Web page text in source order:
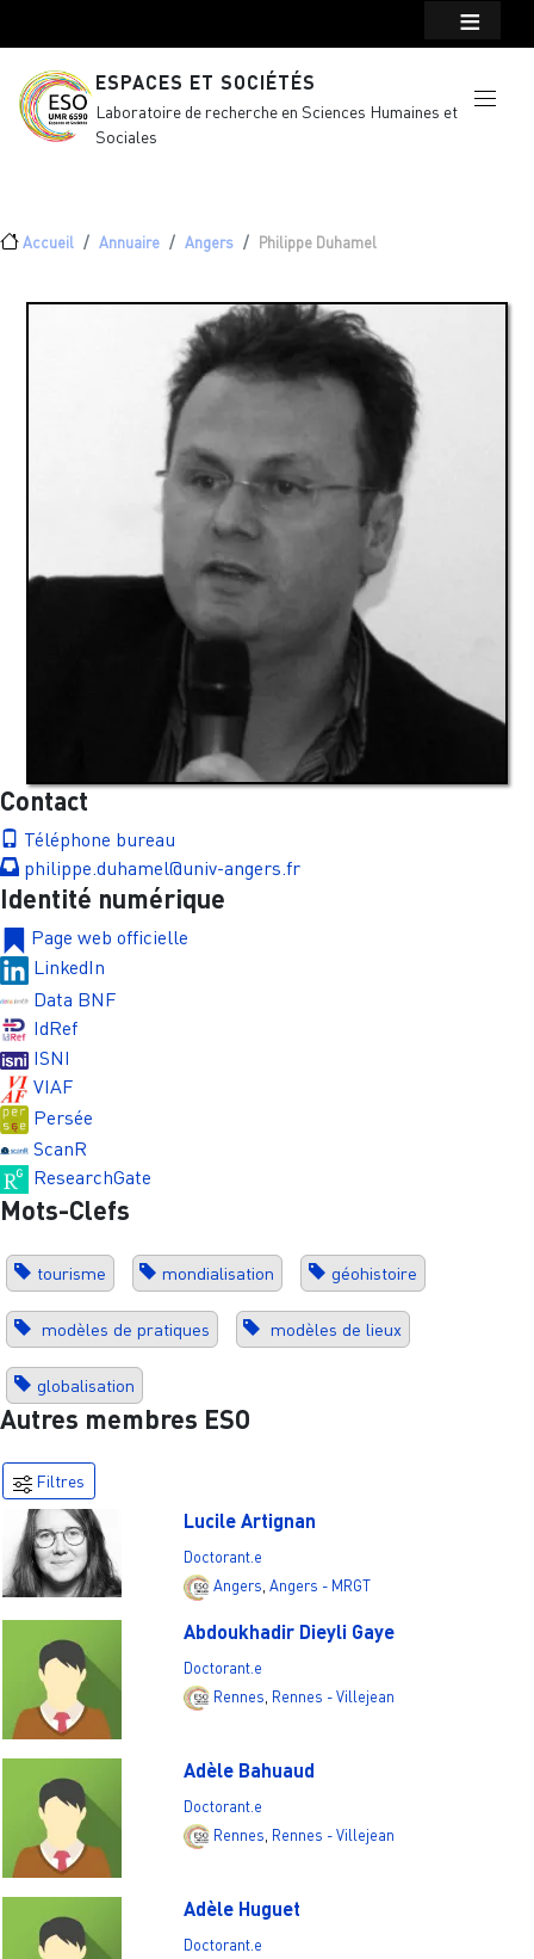
ESPACES ET SOCIÉTÉS
Laboratoire de recherche en Sciences Humaines et
Sociales
Fil d'Ariane
Accueil Annuaire Angers Philippe Duhamel
Contact
Téléphone bureau
philippe.duhamel@univ-angers.fr
Identité numérique
Page web officielle
LinkedIn
Data BNF
IdRef
ISNI
VIAF
Persée
ScanR
ResearchGate
Mots-Clefs
tourisme mondialisation géohistoire
modèles de pratiques modèles de lieux
globalisation
Autres membres ESO
Filtres
Lucile Artignan
Doctorant.e
Angers Angers - MRGT
Abdoukhadir Dieyli Gaye
Doctorant.e
Rennes Rennes - Villejean
Adèle Bahuaud
Doctorant.e
Rennes Rennes - Villejean
Adèle Huguet
Doctorant.e